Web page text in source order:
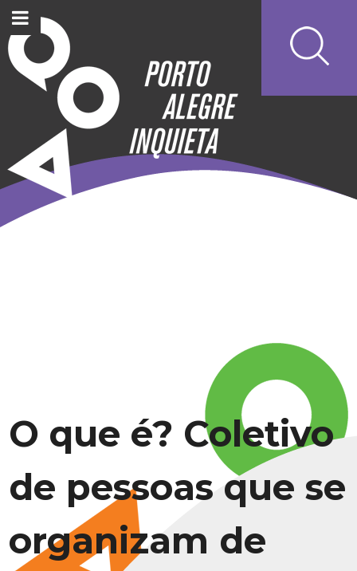
O que é? Coletivo
de pessoas que se
organizam de